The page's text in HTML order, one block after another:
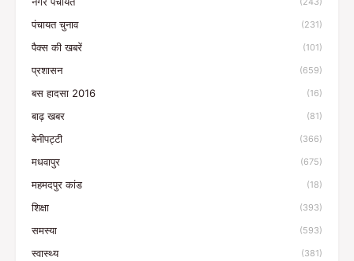
पंचायत चुनाव (231)
पैक्स की खबरें (101)
प्रशासन (659)
बस हादसा 2016 (16)
बाढ़ खबर (81)
बेनीपट्टी (366)
मधवापुर (675)
महमदपुर कांड (18)
शिक्षा (393)
समस्या (593)
स्वास्थ्य (381)